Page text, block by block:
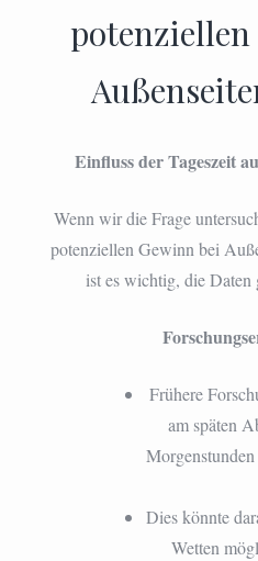
Einfluss der Tageszeit
Wenn wir die Frage
potenziellen Gewinn bei
ist es wichtig, die Daten
Frühere
am späten
Dies könnte
Wetten